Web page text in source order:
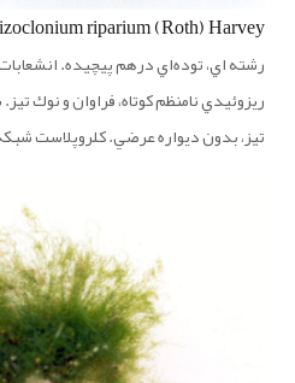
riparium (Roth) Harvey /
رشته اي، توده‌اي درهم پيچيده.
ريزوئيدي نامنظم كوتاه، فراوان و نوك
تيز، بدون ديواره عرضي. كلروپلاست